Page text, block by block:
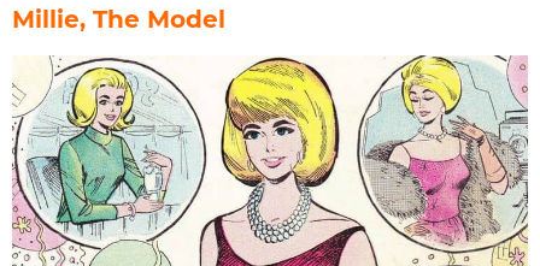
Millie, The Model